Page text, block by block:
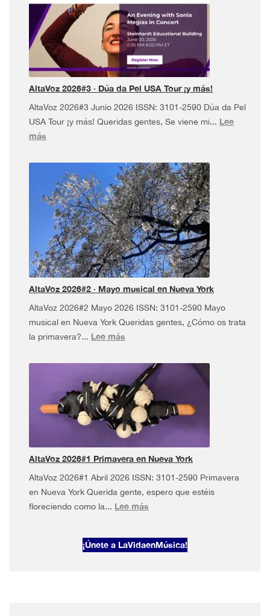
AltaVoz 2026#3 · Dúa da Pel USA Tour ¡y más!
AltaVoz 2026#3 Junio 2026 ISSN: 3101-2590 Dúa da Pel
USA Tour ¡y más! Queridas gentes, Se viene mi... Lee
más
2026#3
Dúa
da
Pel
USA
Tour
¡y
más!
AltaVoz 2026#2 · Mayo musical en Nueva York
AltaVoz 2026#2 Mayo 2026 ISSN: 3101-2590 Mayo
musical en Nueva York Queridas gentes, ¿Cómo os trata
la primavera?... Lee más
2026#2
Mayo
musical
en
Nueva
AltaVoz 2026#1 Primavera en Nueva York
AltaVoz 2026#1 Abril 2026 ISSN: 3101-2590 Primavera
en Nueva York Querida gente, espero que estéis
floreciendo como la... Lee más
Primavera
¡Únete a LaVidaenMúsica!